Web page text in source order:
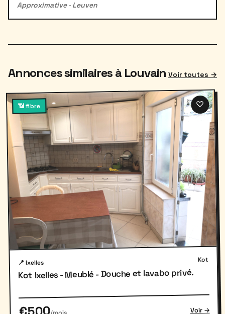
Approximative · Leuven
Annonces similaires à Louvain Voir toutes →
📶 fibre ♡
📍 Ixelles Kot
Kot Ixelles - Meublé - Douche et lavabo privé.
Voir →